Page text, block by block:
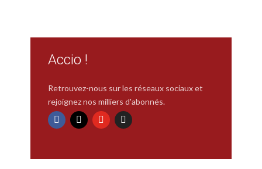
Accio !
Retrouvez-nous sur les réseaux sociaux et
rejoignez nos milliers d'abonnés.